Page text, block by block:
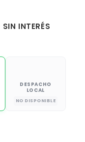
SIN INTERÉS
DESPACHO
LOCAL
NO DISPONIBLE